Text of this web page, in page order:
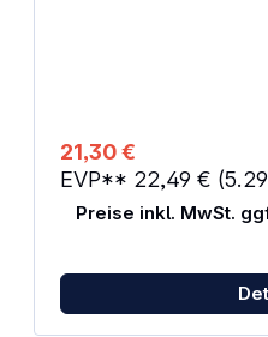
5 Voice DECT, Magic 5
Voice DECT Trio, Magic 5
PPF-630 Series, PPF-631,
632E, PPF-636E, PPF-
650E, PPF-670 Series,
21,30 €
EVP** 22,49 €
Preise inkl. MwSt.